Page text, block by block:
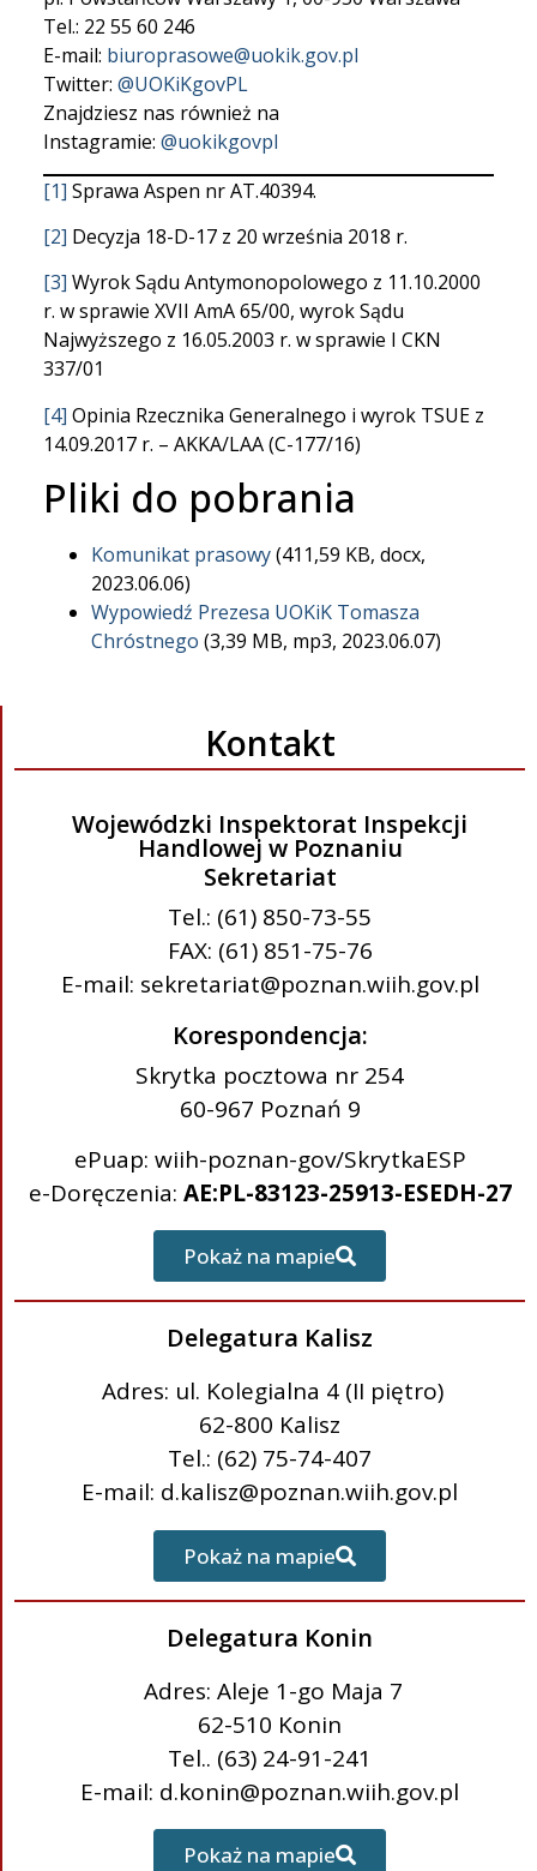
Tel.: 22 55 60 246
E-mail: biuroprasowe@uokik.gov.pl
Twitter: @UOKiKgovPL
Znajdziesz nas również na
Instagramie: @uokikgovpl
[1] Sprawa Aspen nr AT.40394.
[2] Decyzja 18-D-17 z 20 września 2018 r.
[3] Wyrok Sądu Antymonopolowego z 11.10.2000
r. w sprawie XVII AmA 65/00, wyrok Sądu
Najwyższego z 16.05.2003 r. w sprawie I CKN
337/01
[4] Opinia Rzecznika Generalnego i wyrok TSUE z
14.09.2017 r. – AKKA/LAA (C-177/16)
Pliki do pobrania
Komunikat prasowy(411,59 KB, docx,
2023.06.06)
Wypowiedź Prezesa UOKiK Tomasza
Chróstnego (3,39 MB, mp3, 2023.06.07)
Kontakt
Wojewódzki Inspektorat Inspekcji
Handlowej w Poznaniu
Sekretariat
Tel.: (61) 850-73-55
FAX: (61) 851-75-76
E-mail: sekretariat@poznan.wiih.gov.pl
Korespondencja:
Skrytka pocztowa nr 254
60-967 Poznań 9
ePuap: wiih-poznan-gov/SkrytkaESP
e-Doręczenia: AE:PL-83123-25913-ESEDH-27
Pokaż na mapie
Delegatura Kalisz
Adres: ul. Kolegialna 4 (II piętro)
62-800 Kalisz
Tel.: (62) 75-74-407
E-mail: d.kalisz@poznan.wiih.gov.pl
Pokaż na mapie
Delegatura Konin
Adres: Aleje 1-go Maja 7
62-510 Konin
Tel.. (63) 24-91-241
E-mail: d.konin@poznan.wiih.gov.pl
Pokaż na mapie